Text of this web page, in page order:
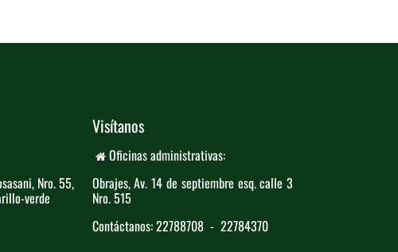
Nro. ​55,
verde
Visítanos
Oficinas administrativas:
Obrajes, Av. 14 de septiembre esq. calle 3 ​
Nro. 515
Contáctanos: 22788708 - 22784370